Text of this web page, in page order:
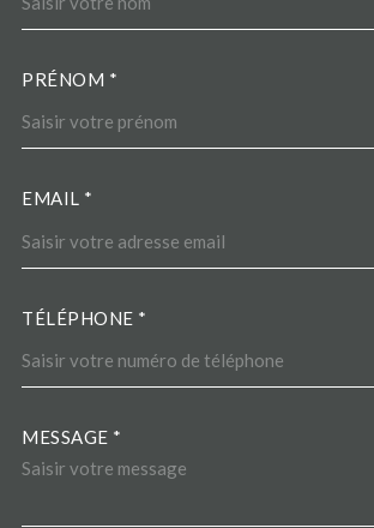
PRÉNOM *
EMAIL *
TÉLÉPHONE *
MESSAGE *